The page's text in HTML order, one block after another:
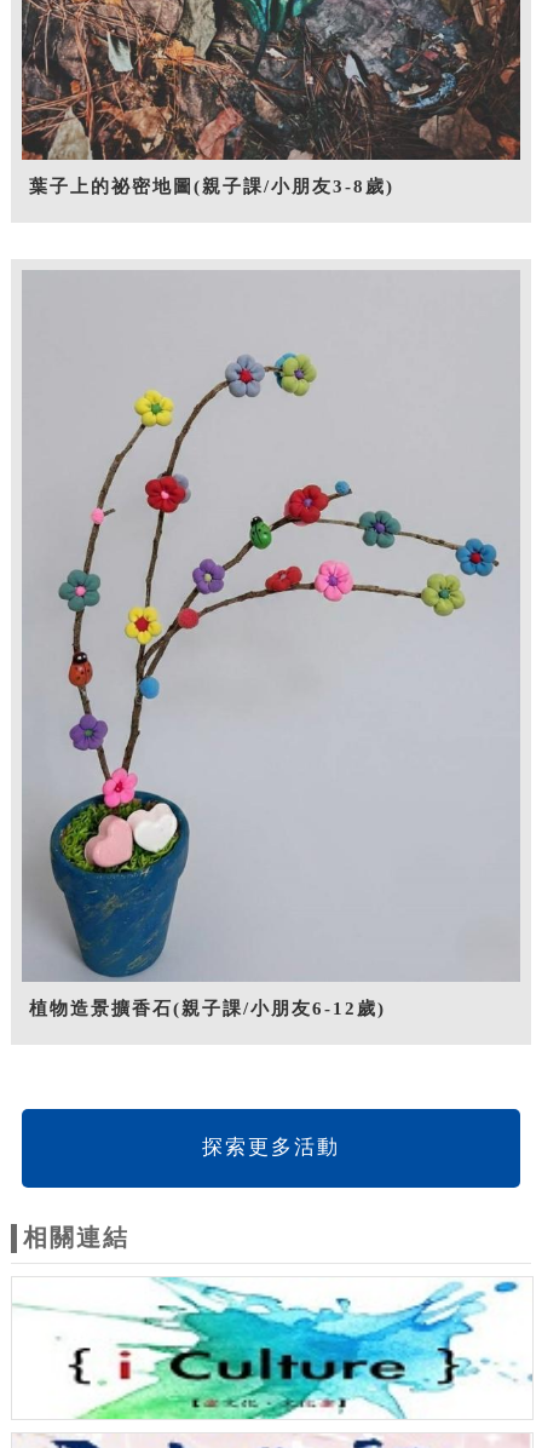
葉子上的祕密地圖(親子課/小朋友3-8歲)
植物造景擴香石(親子課/小朋友6-12歲)
探索更多活動
相關連結